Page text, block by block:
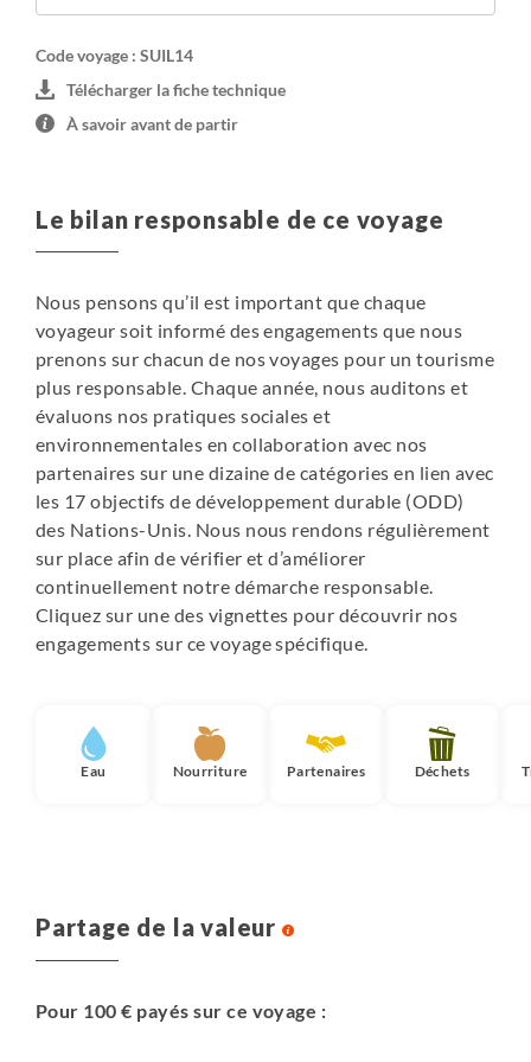
Code voyage : SUIL14
Télécharger la fiche technique
À savoir avant de partir
Le bilan responsable de ce voyage
Nous pensons qu’il est important que chaque
voyageur soit informé des engagements que nous
prenons sur chacun de nos voyages pour un tourisme
plus responsable. Chaque année, nous auditons et
évaluons nos pratiques sociales et
environnementales en collaboration avec nos
partenaires sur une dizaine de catégories en lien avec
les 17 objectifs de développement durable (ODD)
des Nations-Unis. Nous nous rendons régulièrement
sur place afin de vérifier et d’améliorer
continuellement notre démarche responsable.
Cliquez sur une des vignettes pour découvrir nos
engagements sur ce voyage spécifique.
Eau Nourriture Partenaires Déchets
Partage de la valeur
Pour 100 € payés sur ce voyage :